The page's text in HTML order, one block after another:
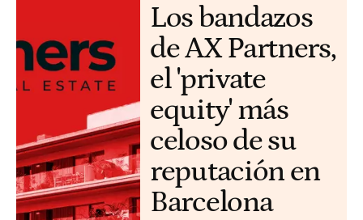
Los bandazos
de AX Partners,
el 'private
equity' más
celoso de su
reputación en
Barcelona